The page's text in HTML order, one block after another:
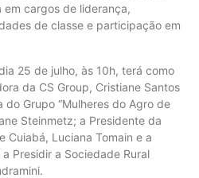
em cargos de liderança,
de classe e participação em
25 de julho, às 10h, terá como
da CS Group, Cristiane Santos
Grupo “Mulheres do Agro de
Steinmetz; a Presidente da
Cuiabá, Luciana Tomain e a
Presidir a Sociedade Rural